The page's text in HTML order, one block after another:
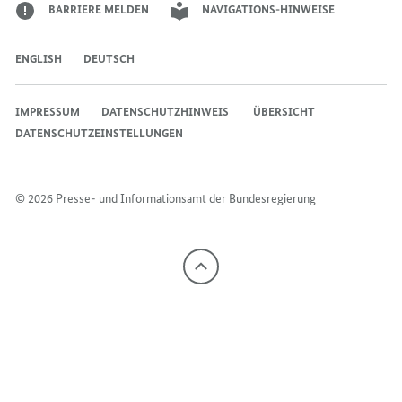
BARRIERE MELDEN NAVIGATIONS-HINWEISE
ENGLISH DEUTSCH
© 2026 Presse- und Informationsamt der Bundesregierung
IMPRESSUM DATENSCHUTZHINWEIS ​​​​​​
ÜBERSICHT
DATENSCHUTZEINSTELLUNGEN
Nach
oben